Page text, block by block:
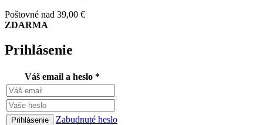
Poštovné nad 39,00 €
ZDARMA
Prihlásenie
Váš email a heslo *
Zabudnuté heslo